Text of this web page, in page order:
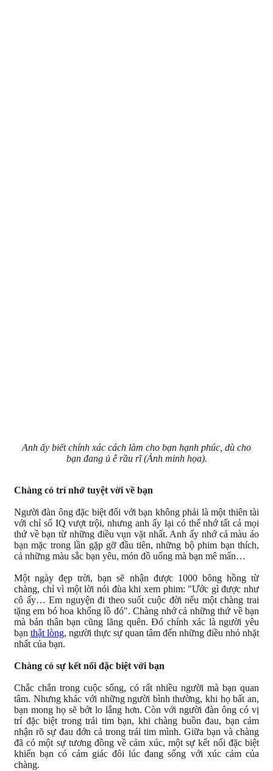
Anh ấy biết chính xác cách làm cho bạn hạnh phúc, dù cho
bạn đang ủ ê rầu rĩ (Ảnh minh họa).
Chàng có trí nhớ tuyệt vời về bạn
Người đàn ông đặc biệt đối với bạn không phải là một thiên tài
với chỉ số IQ vượt trội, nhưng anh ấy lại có thể nhớ tất cả mọi
thứ về bạn từ những điều vụn vặt nhất. Anh ấy nhớ cả màu áo
bạn mặc trong lần gặp gỡ đầu tiên, những bộ phim bạn thích,
cả những màu sắc bạn yêu, món đồ uống mà bạn mê mẩn…
Một ngày đẹp trời, bạn sẽ nhận được 1000 bông hồng từ
chàng, chỉ vì một lời nói đùa khi xem phim: "Ước gì được như
cô ấy… Em nguyện đi theo suốt cuộc đời nếu một chàng trai
tặng em bó hoa khổng lồ đó". Chàng nhớ cả những thứ về bạn
mà bản thân bạn cũng lãng quên. Đó chính xác là người yêu
bạn thật lòng, người thực sự quan tâm đến những điều nhỏ nhặt
nhất của bạn.
Chàng có sự kết nối đặc biệt với bạn
Chắc chắn trong cuộc sống, có rất nhiều người mà bạn quan
tâm. Nhưng khác với những người bình thường, khi họ bất an,
bạn mong họ sẽ bớt lo lắng hơn. Còn với người đàn ông có vị
trí đặc biệt trong trái tim bạn, khi chàng buồn đau, bạn cảm
nhận rõ sự đau đớn cả trong trái tim mình. Giữa bạn và chàng
đã có một sự tương đồng về cảm xúc, một sự kết nối đặc biệt
khiến bạn có cảm giác đôi lúc đang sống với xúc cảm của
chàng.